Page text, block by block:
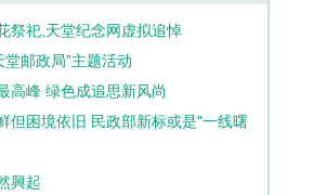
祭祀,天堂纪念网虚拟追悼
邮政局”主题活动
高峰 绿色成追思新风尚
但困境依旧 民政部新标或是"一线曙
興起